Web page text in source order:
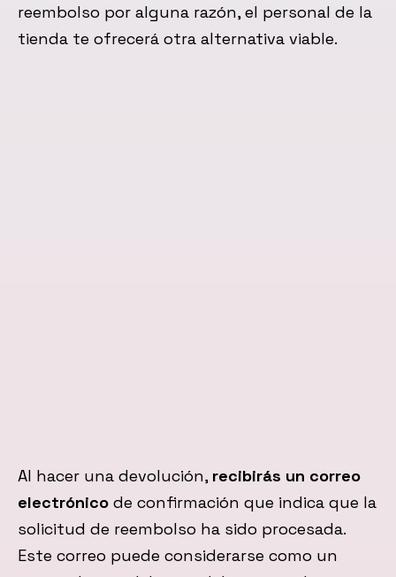
reembolso por alguna razón, el personal de la
tienda te ofrecerá otra alternativa viable.
Al hacer una devolución, recibirás un correo
electrónico de confirmación que indica que la
solicitud de reembolso ha sido procesada.
Este correo puede considerarse como un